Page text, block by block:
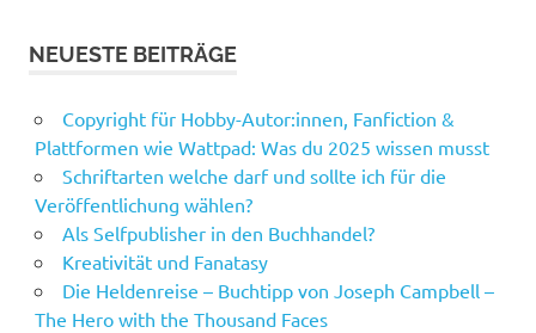
NEUESTE BEITRÄGE
Copyright für Hobby-Autor:innen, Fanfiction &
Plattformen wie Wattpad: Was du 2025 wissen musst
Schriftarten welche darf und sollte ich für die
Veröffentlichung wählen?
Als Selfpublisher in den Buchhandel?
Kreativität und Fanatasy
Die Heldenreise – Buchtipp von Joseph Campbell –
The Hero with the Thousand Faces